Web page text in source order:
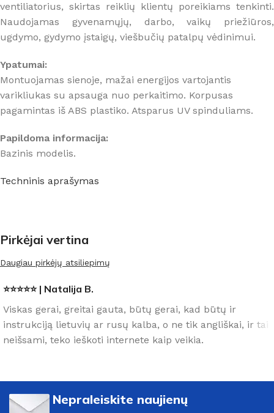
ventiliatorius, skirtas reiklių klientų poreikiams tenkinti.
Naudojamas gyvenamųjų, darbo, vaikų priežiūros,
ugdymo, gydymo įstaigų, viešbučių patalpų vėdinimui.
Ypatumai:
Montuojamas sienoje, mažai energijos vartojantis
varikliukas su apsauga nuo perkaitimo. Korpusas
pagamintas iš ABS plastiko. Atsparus UV spinduliams.
Papildoma informacija:
Bazinis modelis.
Techninis aprašymas
Pirkėjai vertina
Daugiau pirkėjų atsiliepimų
⭐⭐⭐⭐⭐ | Natalija B.
Viskas gerai, greitai gauta, būtų gerai, kad būtų ir
instrukciją lietuvių ar rusų kalba, o ne tik angliškai, ir tai
neišsami, teko ieškoti internete kaip veikia.
Nepraleiskite naujienų